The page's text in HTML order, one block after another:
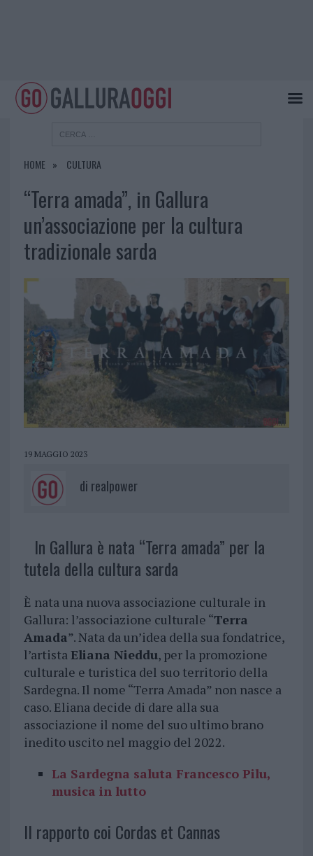
HOME CULTURA
“Terra amada”, in Gallura
un’associazione per la cultura
tradizionale sarda
19 MAGGIO 2023
di realpower
In Gallura è nata “Terra amada” per la
tutela della cultura sarda
È nata una nuova associazione culturale in
Gallura: l’associazione culturale “Terra
Amada”. Nata da un’idea della sua fondatrice,
l’artistaEliana Nieddu, per la promozione
culturale e turistica del suo territorio della
Sardegna. Il nome “Terra Amada” non nasce a
caso. Eliana decide di dare alla sua
associazione il nome del suo ultimo brano
inedito uscito nel maggio del 2022.
La Sardegna saluta Francesco Pilu,
musica in lutto
Il rapporto coi Cordas et Cannas